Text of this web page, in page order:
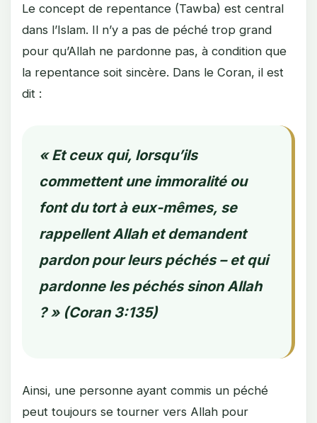
Le concept de repentance (Tawba) est central
dans l’Islam. Il n’y a pas de péché trop grand
pour qu’Allah ne pardonne pas, à condition que
la repentance soit sincère. Dans le Coran, il est
dit :
« Et ceux qui, lorsqu’ils
commettent une immoralité ou
font du tort à eux-mêmes, se
rappellent Allah et demandent
pardon pour leurs péchés – et qui
pardonne les péchés sinon Allah
? » (Coran 3:135)
Ainsi, une personne ayant commis un péché
peut toujours se tourner vers Allah pour